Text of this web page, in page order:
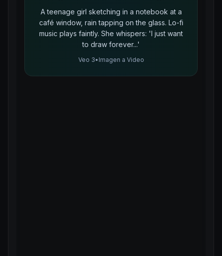
A teenage girl sketching in a notebook at a
café window, rain tapping on the glass. Lo-fi
music plays faintly. She whispers: 'I just want
to draw forever...'
Veo 3• Imagen a Video